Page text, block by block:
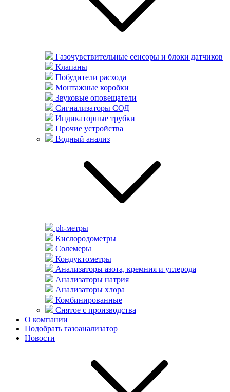
Газочувствительные сенсоры и блоки датчиков
Клапаны
Побудители расхода
Монтажные коробки
Звуковые оповещатели
Сигнализаторы СОД
Индикаторные трубки
Прочие устройства
Водный анализ
ph-метры
Кислородометры
Солемеры
Кондуктометры
Анализаторы азота, кремния и углерода
Анализаторы натрия
Анализаторы хлора
Комбинированные
Снятое с производства
О компании
Подобрать газоанализатор
Новости